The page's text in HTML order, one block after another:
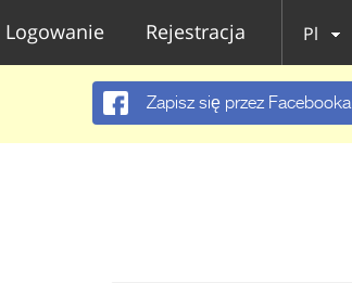
Logowanie Rejestracja Pl
Zapisz się przez Facebooka